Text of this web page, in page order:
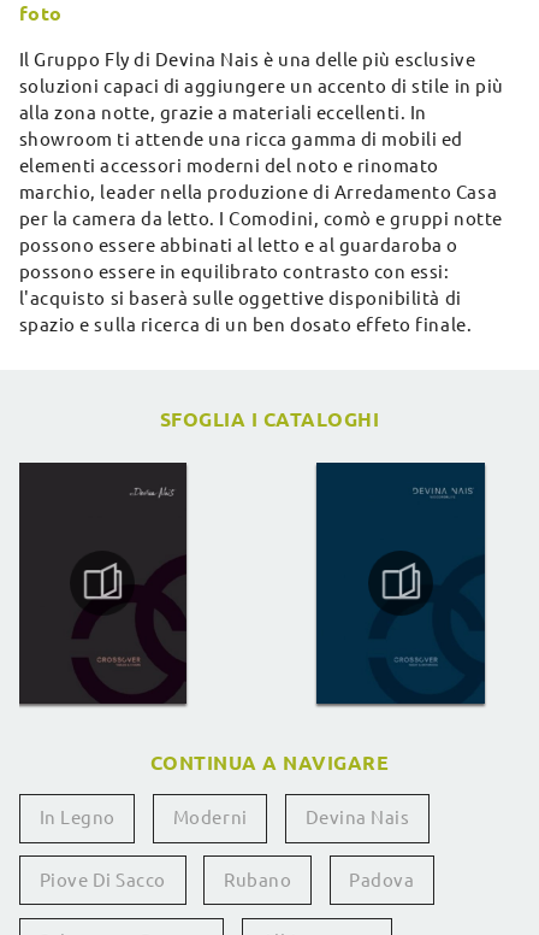
foto
Il Gruppo Fly di Devina Nais è una delle più esclusive
soluzioni capaci di aggiungere un accento di stile in più
alla zona notte, grazie a materiali eccellenti. In
showroom ti attende una ricca gamma di mobili ed
elementi accessori moderni del noto e rinomato
marchio, leader nella produzione di Arredamento Casa
per la camera da letto. I Comodini, comò e gruppi notte
possono essere abbinati al letto e al guardaroba o
possono essere in equilibrato contrasto con essi:
l'acquisto si baserà sulle oggettive disponibilità di
spazio e sulla ricerca di un ben dosato effeto finale.
SFOGLIA I CATALOGHI
CONTINUA A NAVIGARE
In Legno Moderni Devina Nais
Piove Di Sacco Rubano Padova